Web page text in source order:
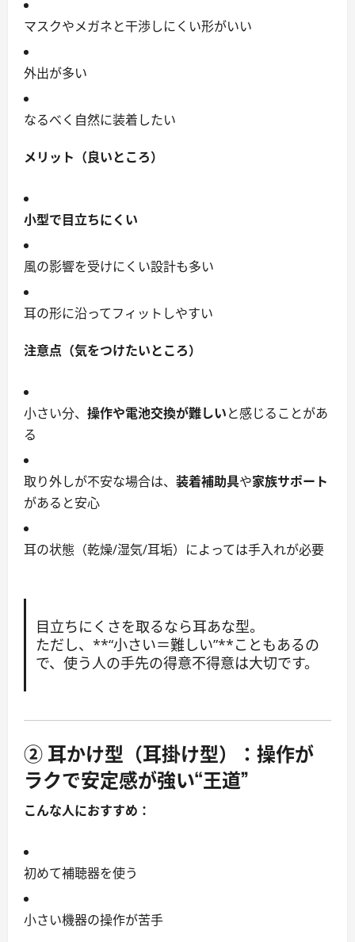
マスクやメガネと干渉しにくい形がいい
外出が多い
なるべく自然に装着したい
メリット（良いところ）
小型で目立ちにくい
風の影響を受けにくい設計も多い
耳の形に沿ってフィットしやすい
注意点（気をつけたいところ）
小さい分、 操作や電池交換が難しいと感じることがあ
る
取り外しが不安な場合は、 装着補助具や家族サポート
があると安心
耳の状態（乾燥/湿気/耳垢）によっては手入れが必要
目立ちにくさを取るなら耳あな型。
ただし、**“小さい＝難しい”**こともあるの
で、使う人の手先の得意不得意は大切です。
②耳かけ型（耳掛け型）
：操作が
ラクで安定感が強い“王道”
こんな人におすすめ：
初めて補聴器を使う
小さい機器の操作が苦手